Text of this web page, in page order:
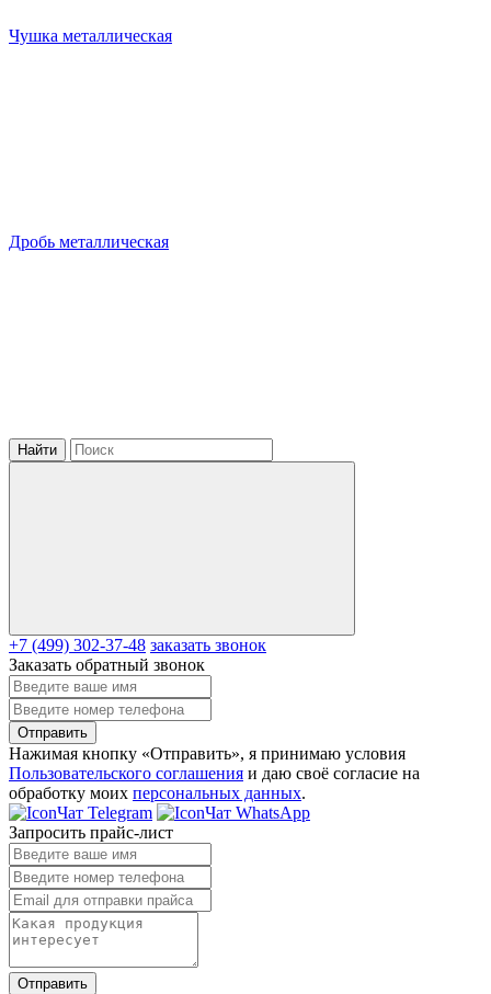
Чушка металлическая
Дробь металлическая
Найти
+7 (499) 302-37-48 заказать звонок
Заказать обратный звонок
Отправить
Нажимая кнопку «Отправить», я принимаю условия
Пользовательского соглашения и даю своё согласие на
обработку моих персональных данных.
Чат Telegram
Чат WhatsApp
Запросить прайс-лист
Отправить